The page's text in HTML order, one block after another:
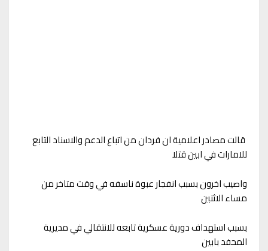
قالت مصادر اعلامية ان فردان من اتباع الدعم والاسناد التابع
للامارات في ابين قتلا
واصيب اخرون بسبب انفجار عبوة ناسفه في وقت متاخر من
مساء الاثنين
بسبب استهداف دورية عسكرية تابعه للانتقالي في مديرية
المحفد بابين